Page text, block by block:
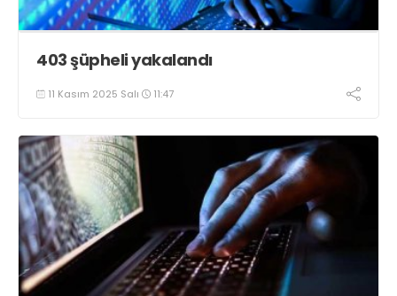
403 şüpheli yakalandı
11 Kasım 2025 Salı 11:47